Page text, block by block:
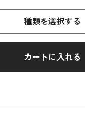
種類を選択する
カートに入れる